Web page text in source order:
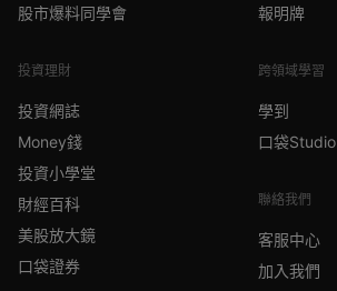
股市爆料同學會
投資理財
投資網誌
Money錢
投資小學堂
財經百科
美股放大鏡
口袋證券
報明牌
跨領域學習
學到
口袋Studio
聯絡我們
客服中心
加入我們